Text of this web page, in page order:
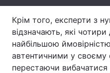
Крім того, експерти з
відзначають, які
найбільшою
автентичними у своєму
перестаючи